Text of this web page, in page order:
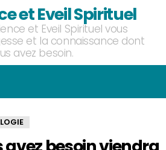
et Eveil Spirituel
et Eveil Spirituel vous
et la connaissance dont
avez besoin.